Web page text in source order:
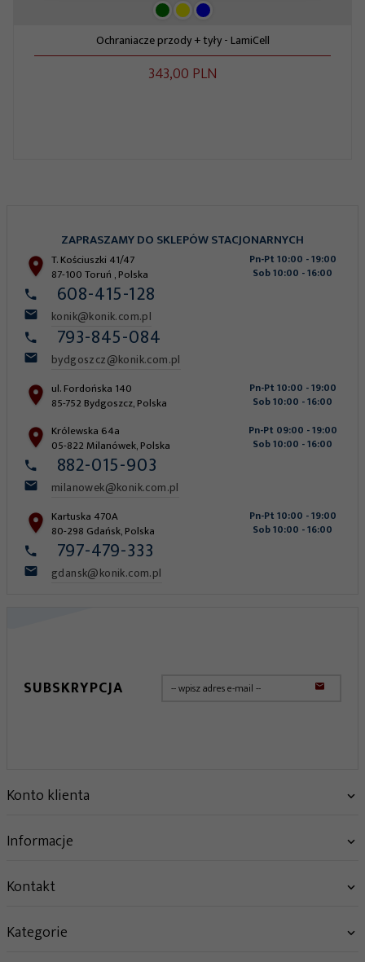
Ochraniacze przody + tyły - LamiCell
343,00 PLN
608-415-128
konik@konik.com.pl
ZAPRASZAMY DO SKLEPÓW STACJONARNYCH
T. Kościuszki 41/47
87-100Toruń ,Polska
Pn-Pt 10:00 - 19:00
Sob 10:00 - 16:00
882-015-903
milanowek@konik.com.pl
Królewska 64a
05-822 Milanówek,Polska
Pn-Pt 09:00 - 19:00
Sob 10:00 - 16:00
797-479-333
gdansk@konik.com.pl
Kartuska 470A
80-298 Gdańsk,Polska
Pn-Pt 10:00 - 19:00
Sob 10:00 - 16:00
793-845-084
bydgoszcz@konik.com.pl
ul. Fordońska 140
85-752 Bydgoszcz,Polska
Pn-Pt 10:00 - 19:00
Sob 10:00 - 16:00
SUBSKRYPCJA
Konto klienta
Informacje
Kontakt
Kategorie